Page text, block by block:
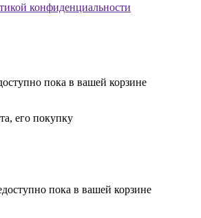
конфиденциальности
пока в вашей корзине
его покупку
пока в вашей корзине